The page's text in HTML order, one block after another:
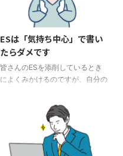
輩たちからの断片的な情報しかな
いことが多いからです。 自分の
方向性が見えている場合と、まっ
たく見えていない場合と2パター
ンでそれぞれどうすればいいのか
お伝えします。夏だけでなく、秋
冬インターンもあります。 自分
やるのですが、自分の分野は ...
ESは「気持ち中心」で書い
たらダメです
皆さんのESを添削しているとき
によくみかけるのですが、自分の
いです。それはガクチカ（学生時
代に力を入れたこと）でも、自己
PRでもいいのですが、一度、自
分の書いた文章を見てもらえない
でしょうか。 どうですか？自分